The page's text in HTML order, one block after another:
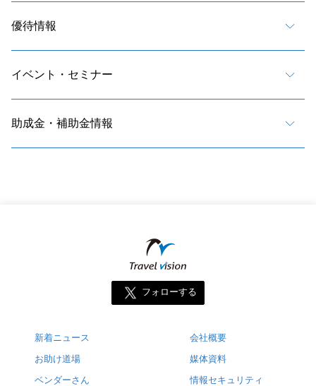
優待情報
イベント・セミナー
助成金・補助金情報
フォローする
新着ニュース
お助け道場
ベンダーさん
会社概要
媒体資料
情報セキュリティ